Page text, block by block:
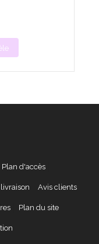
Plan d'accès
Avis clients
Plan du site